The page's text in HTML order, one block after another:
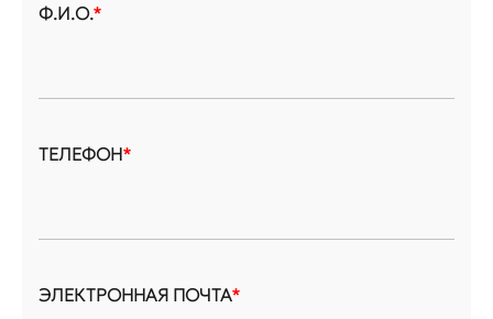
Ф.И.О.*
ТЕЛЕФОН*
ЭЛЕКТРОННАЯ ПОЧТА*